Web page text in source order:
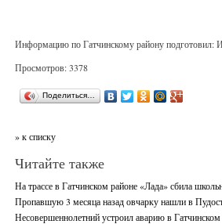
Информацию по Гатчинскому району
Просмотров: 3378
Поделиться…
» к списку
Читайте также
На трассе в Гатчинском районе «Лада» сбила
Пропавшую 3 месяца назад овчарку нашли в
Несовершеннолетний устроил аварию в Гатчинском